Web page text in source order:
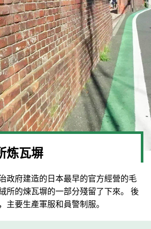
炼瓦塀
政府建造的日本最早的官方經營的毛
所的煉瓦塀的一部分殘留了下來。 後
主要生產軍服和員警制服。